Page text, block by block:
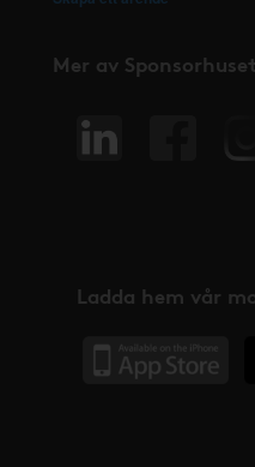
Mer av Sponsorhuset
Ladda hem vår